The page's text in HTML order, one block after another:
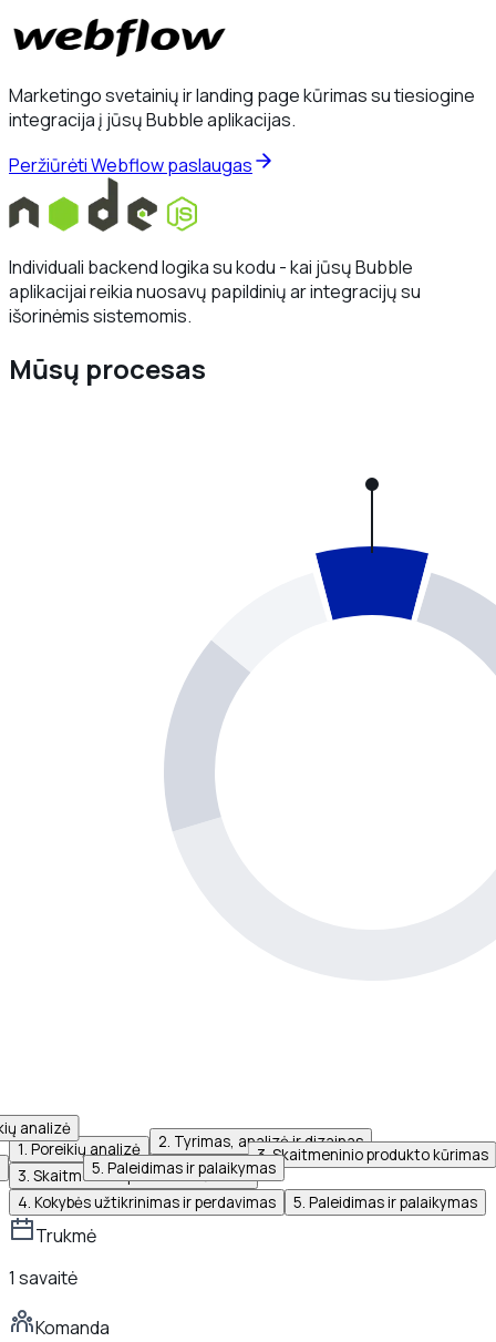
Marketingo svetainių ir landing page kūrimas su tiesiogine
integracija į jūsų Bubble aplikacijas.
Peržiūrėti Webflow paslaugas
Individuali backend logika su kodu - kai jūsų Bubble
aplikacijai reikia nuosavų papildinių ar integracijų su
išorinėmis sistemomis.
Mūsų procesas
analizė
2. Tyrimas, analizė ir dizainas
3.Skaitmeninio produkto kūrimas
5. Paleidimas ir palaikymas
1. Poreikių analizė 2.Tyrimas, analizė ir dizainas
3. Skaitmeninio produkto kūrimas
4. Kokybės užtikrinimas ir perdavimas 5. Paleidimas ir palaikymas
Trukmė
1 savaitė
Komanda